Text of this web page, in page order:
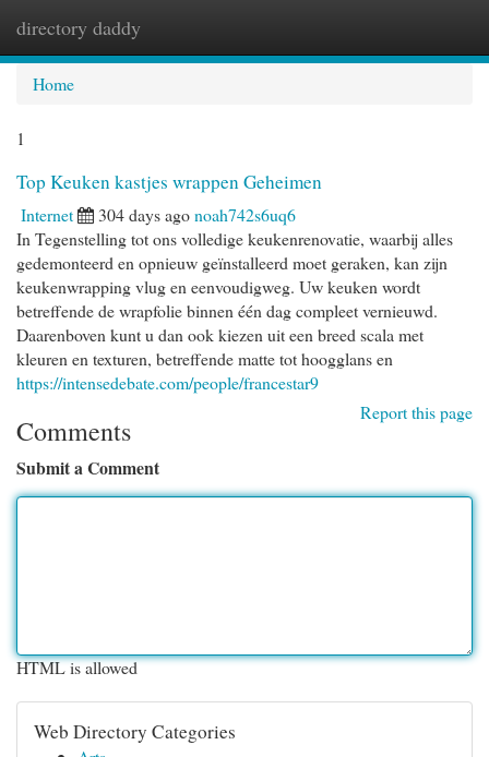
directory daddy
Home
1
Top Keuken kastjes wrappen Geheimen
Internet 304 days agonoah742s6uq6
In Tegenstelling tot ons volledige keukenrenovatie, waarbij alles
gedemonteerd en opnieuw geïnstalleerd moet geraken, kan zijn
keukenwrapping vlug en eenvoudigweg. Uw keuken wordt
betreffende de wrapfolie binnen één dag compleet vernieuwd.
Daarenboven kunt u dan ook kiezen uit een breed scala met
kleuren en texturen, betreffende matte tot hoogglans en
https://intensedebate.com/people/francestar9
Report this page
Comments
Submit a Comment
HTML is allowed
Web Directory Categories